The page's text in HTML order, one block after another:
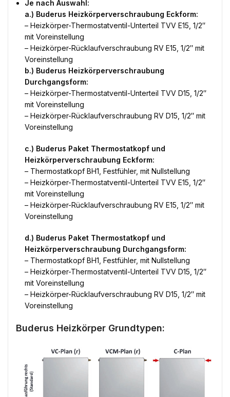
Je nach Auswahl:
a.) Buderus Heizkörperverschraubung Eckform:
– Heizkörper-Thermostatventil-Unterteil TVV E15, 1/2″
mit Voreinstellung
– Heizkörper-Rücklaufverschraubung RV E15, 1/2″ mit
Voreinstellung
b.) Buderus Heizkörperverschraubung
Durchgangsform:
– Heizkörper-Thermostatventil-Unterteil TVV D15, 1/2″
mit Voreinstellung
– Heizkörper-Rücklaufverschraubung RV D15, 1/2″ mit
Voreinstellung
c.) Buderus Paket Thermostatkopf und
Heizkörperverschraubung Eckform:
– Thermostatkopf BH1, Festfühler, mit Nullstellung
– Heizkörper-Thermostatventil-Unterteil TVV E15, 1/2″
mit Voreinstellung
– Heizkörper-Rücklaufverschraubung RV E15, 1/2″ mit
Voreinstellung
d.) Buderus Paket Thermostatkopf und
Heizkörperverschraubung Durchgangsform:
– Thermostatkopf BH1, Festfühler, mit Nullstellung
– Heizkörper-Thermostatventil-Unterteil TVV D15, 1/2″
mit Voreinstellung
– Heizkörper-Rücklaufverschraubung RV D15, 1/2″ mit
Voreinstellung
Buderus Heizkörper Grundtypen: